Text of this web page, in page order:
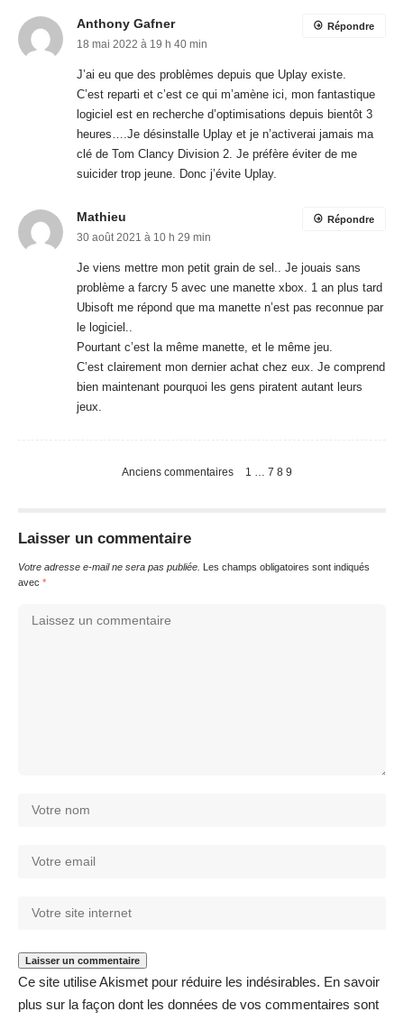
Anthony Gafner
18 mai 2022 à 19 h 40 min
J’ai eu que des problèmes depuis que Uplay existe.
C’est reparti et c’est ce qui m’amène ici, mon fantastique
logiciel est en recherche d’optimisations depuis bientôt 3
heures….Je désinstalle Uplay et je n’activerai jamais ma
clé de Tom Clancy Division 2. Je préfère éviter de me
suicider trop jeune. Donc j’évite Uplay.
Répondre
Mathieu
30 août 2021 à 10 h 29 min
Je viens mettre mon petit grain de sel.. Je jouais sans
problème a farcry 5 avec une manette xbox. 1 an plus tard
Ubisoft me répond que ma manette n’est pas reconnue par
le logiciel..
Pourtant c’est la même manette, et le même jeu.
C’est clairement mon dernier achat chez eux. Je comprend
bien maintenant pourquoi les gens piratent autant leurs
jeux.
Répondre
Anciens commentaires 1 … 7 8 9
Laisser un commentaire
Votre adresse e-mail ne sera pas publiée. Les champs obligatoires sont indiqués
avec *
Ce site utilise Akismet pour réduire les indésirables. En savoir
plus sur la façon dont les données de vos commentaires sont